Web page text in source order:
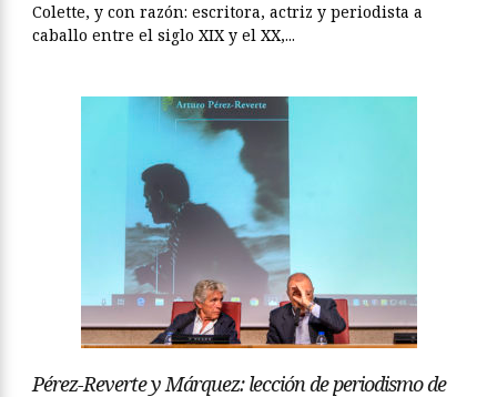
Colette, y con razón: escritora, actriz y periodista a
caballo entre el siglo XIX y el XX,...
Pérez-Reverte y Márquez: lección de periodismo de